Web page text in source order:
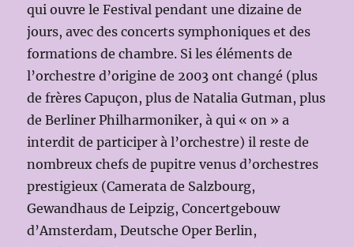
qui ouvre le Festival pendant une dizaine de
jours, avec des concerts symphoniques et des
formations de chambre. Si les éléments de
l’orchestre d’origine de 2003 ont changé (plus
de frères Capuçon, plus de Natalia Gutman, plus
de Berliner Philharmoniker, à qui « on » a
interdit de participer à l’orchestre) il reste de
nombreux chefs de pupitre venus d’orchestres
prestigieux (Camerata de Salzbourg,
Gewandhaus de Leipzig, Concertgebouw
d’Amsterdam, Deutsche Oper Berlin,